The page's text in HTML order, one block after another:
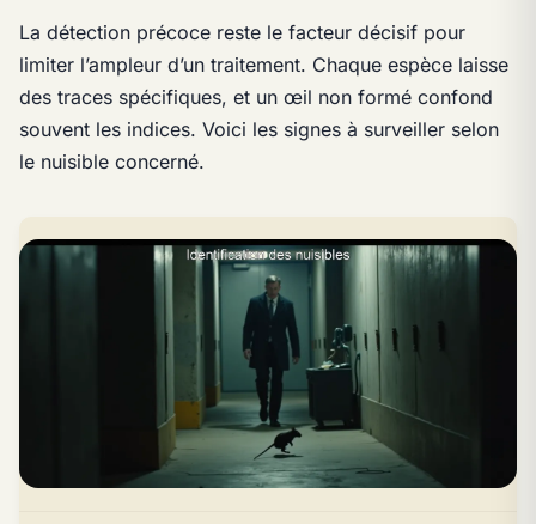
La détection précoce reste le facteur décisif pour
limiter l’ampleur d’un traitement. Chaque espèce laisse
des traces spécifiques, et un œil non formé confond
souvent les indices. Voici les signes à surveiller selon
le nuisible concerné.